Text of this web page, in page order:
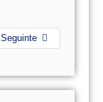
Seguinte